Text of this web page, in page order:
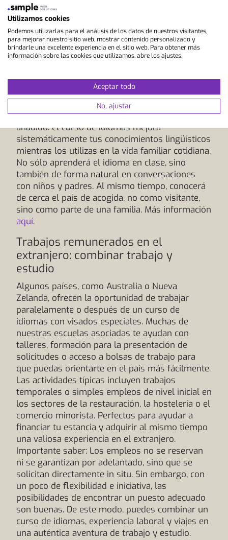
alojamiento y manutención gratuitos, una clara
ventaja para tu presupuesto. Los programas
suelen tener una duración mínima de tres
meses y están especialmente indicados para
jóvenes adultos de entre 18 y 30 años a los que
su primera experiencia educativa. Suelen
exigirse referencias o un certificado de
antecedentes penales, y en algunos casos
también el carné de conducir. El gran valor
añadido: el curso de idiomas mejora
sistemáticamente tus conocimientos lingüísticos
mientras los utilizas en la vida familiar cotidiana.
No sólo aprenderá el idioma en clase, sino
también de forma natural en conversaciones
con niños y padres. Al mismo tiempo, conocerá
de cerca el país de acogida, no como visitante,
sino como parte de una familia. Más información
aquí.
Trabajos remunerados en el
extranjero: combinar trabajo y
estudio
Algunos países, como Australia o Nueva
Zelanda, ofrecen la oportunidad de trabajar
paralelamente o después de un curso de
idiomas con visados especiales. Muchas de
nuestras escuelas asociadas te ayudan con
talleres, formación para la presentación de
solicitudes o acceso a bolsas de trabajo para
que puedas orientarte en el país más fácilmente.
Las actividades típicas incluyen trabajos
temporales o simples empleos de nivel inicial en
los sectores de la restauración, la hostelería o el
comercio minorista. Perfectos para ayudar a
financiar tu estancia y adquirir al mismo tiempo
una valiosa experiencia en el extranjero.
Importante saber: Los empleos no se reservan
ni se garantizan por adelantado, sino que se
solicitan directamente in situ. Sin embargo, con
un poco de flexibilidad e iniciativa, las
posibilidades de encontrar un puesto adecuado
son buenas. De este modo, puedes combinar un
curso de idiomas, experiencia laboral y viajes en
una auténtica aventura de trabajo y estudio.
Utilizamos cookies
Podemos utilizarlas para el análisis de los datos de nuestros visitantes,
para mejorar nuestro sitio web, mostrar contenido personalizado y
brindarle una excelente experiencia en el sitio web. Para obtener más
información sobre las cookies que utilizamos, abre los ajustes.
Aceptar todo
No, ajustar